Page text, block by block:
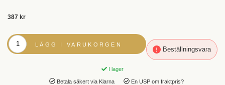
387 kr
LÄGG I VARUKORGEN
Beställningsvara
I lager
Betala säkert via Klarna
En USP om fraktpris?